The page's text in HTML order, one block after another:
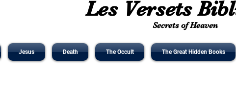
Les Versets
Secrets of Heaven
Jesus Death The Occult The Great Hidden Books